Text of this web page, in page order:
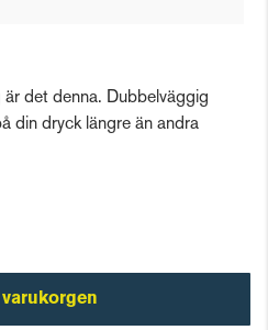
det denna. Dubbelväggig
din dryck längre än andra
varukorgen